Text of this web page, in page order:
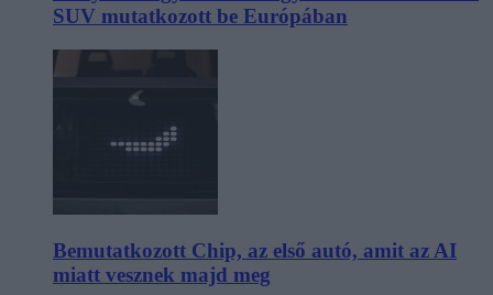
SUV mutatkozott be Európában
Bemutatkozott Chip, az első autó, amit az AI
miatt vesznek majd meg